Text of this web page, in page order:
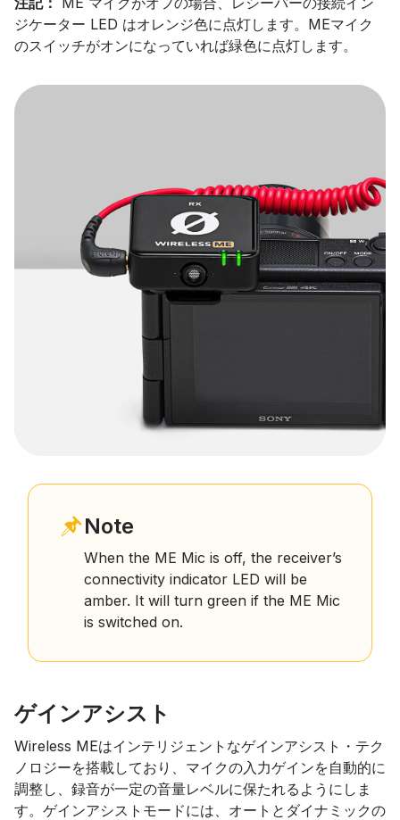
ジケーター LED はオレンジ色に点灯します。MEマイク
のスイッチがオンになっていれば緑色に点灯します。
Note
When the ME Mic is off, the receiver’s
connectivity indicator LED will be
amber. It will turn green if the ME Mic
is switched on.
ゲインアシスト
Wireless MEはインテリジェントなゲインアシスト・テク
ノロジーを搭載しており、マイクの入力ゲインを自動的に
調整し、録音が一定の音量レベルに保たれるようにしま
す。ゲインアシストモードには、オートとダイナミックの